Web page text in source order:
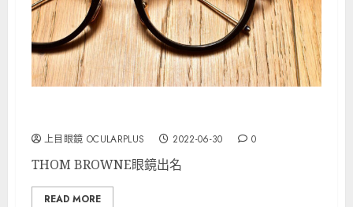
上目眼鏡 OCULARPLUS 2022-06-30 0
THOM BROWNE眼鏡出名
READ MORE